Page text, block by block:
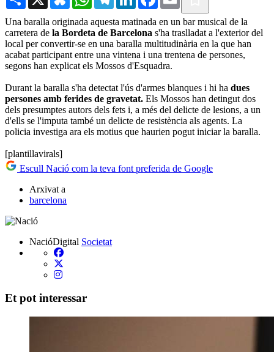
Una baralla originada aquesta matinada en un bar musical de la
carretera de la Bordeta de Barcelona s'ha traslladat a l'exterior del
local per convertir-se en una baralla multitudinària en la que han
acabat participant entre una vintena i una trentena de persones,
segons han explicat els Mossos d'Esquadra.
Durant la baralla s'ha detectat l'ús d'armes blanques i hi ha dues
persones amb ferides de gravetat. Els Mossos han detingut dos
dels presumptes autors dels fets i, a més del delicte de lesions, a un
d'ells se l'imputa també un delicte de resistència als agents. La
policia investiga ara els motius que haurien pogut iniciar la baralla.
[plantillavirals]
Escull Nació com la teva font preferida de Google
Arxivat a
barcelona
NacióDigital Societat
Et pot interessar